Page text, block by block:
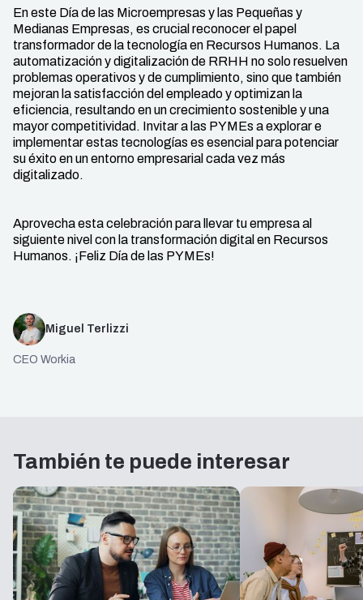
En este Día de las Microempresas y las Pequeñas y
Medianas Empresas, es crucial reconocer el papel
transformador de la tecnología en Recursos Humanos. La
automatización y digitalización de RRHH no solo resuelven
problemas operativos y de cumplimiento, sino que también
mejoran la satisfacción del empleado y optimizan la
eficiencia, resultando en un crecimiento sostenible y una
mayor competitividad. Invitar a las PYMEs a explorar e
implementar estas tecnologías es esencial para potenciar
su éxito en un entorno empresarial cada vez más
digitalizado.
Aprovecha esta celebración para llevar tu empresa al
siguiente nivel con la transformación digital en Recursos
Humanos. ¡Feliz Día de las PYMEs!
Miguel Terlizzi
CEO Workia
También te puede interesar